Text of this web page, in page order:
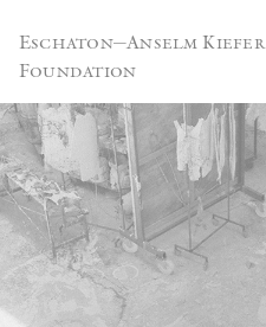
Eschaton—Anselm Kiefer
Foundation